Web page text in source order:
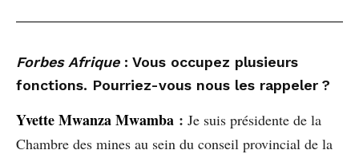
Forbes Afrique : Vous occupez plusieurs
fonctions. Pourriez-vous nous les rappeler ?
Yvette Mwanza Mwamba : Je suis présidente de la
Chambre des mines au sein du conseil provincial de la